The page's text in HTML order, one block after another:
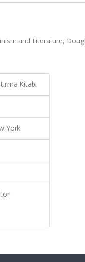
and Literature,
Kitabı
York